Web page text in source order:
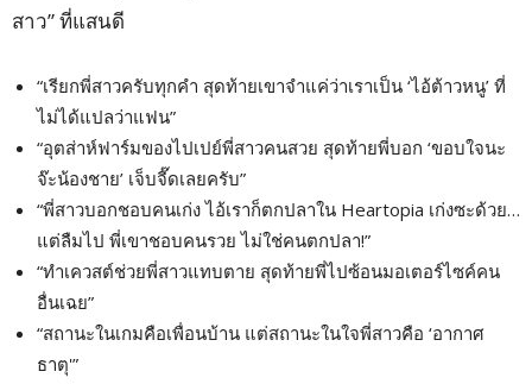
สาว” ที่แสนดี
“เรียกพี่สาวครับทุกคำ สุดท้ายเขาจำแค่ว่าเราเป็น ‘ไอ้ต้าวหนู’ ที่
ไม่ได้แปลว่าแฟน”
“อุตส่าห์ฟาร์มของไปเปย์พี่สาวคนสวย สุดท้ายพี่บอก ‘ขอบใจนะ
จ๊ะน้องชาย’ เจ็บจี๊ดเลยครับ”
“พี่สาวบอกชอบคนเก่ง ไอ้เราก็ตกปลาใน Heartopia เก่งซะด้วย…
แต่ลืมไป พี่เขาชอบคนรวย ไม่ใช่คนตกปลา!”
“ทำเควสต์ช่วยพี่สาวแทบตาย สุดท้ายพี่ไปซ้อนมอเตอร์ไซค์คน
อื่นเฉย”
“สถานะในเกมคือเพื่อนบ้าน แต่สถานะในใจพี่สาวคือ ‘อากาศ
ธาตุ'”